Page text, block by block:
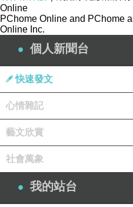
Online
PChome Online and PChome
Online Inc.
個人新聞台
快速發文
心情雜記
藝文欣賞
社會萬象
我的站台